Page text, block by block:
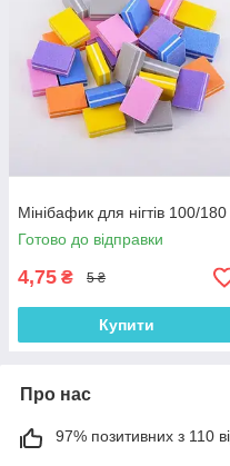
Мінібафик для нігтів 100/180
Готово до відправки
4,75 ₴ 5 ₴
Купити
Про нас
97% позитивних з 110